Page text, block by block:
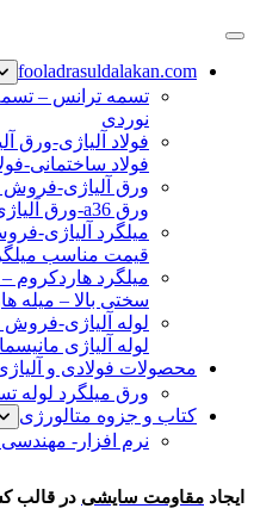
پرش
محتوا
نبشی فولادی-ناودانی فولادی-
fooladrasuldalakan.com
تسمه ترانس –
نوردی
فولاد آلیاژی-ورق
فولاد ساختمانی-
ورق a36-ورق آلیاژی
میلگرد آلیاژی-
قیمت مناسب
میلگرد هاردکروم
سختی بالا – میله
لوله آلیاژی-فروش
لوله آلیاژی
محصولات فولادی و
ورق میلگرد لوله
کتاب و جزوه متالورژی
نرم افزار-
ایجاد مقاومت سایشی در قالب